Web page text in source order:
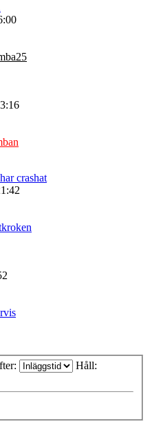
crashat
Håll: